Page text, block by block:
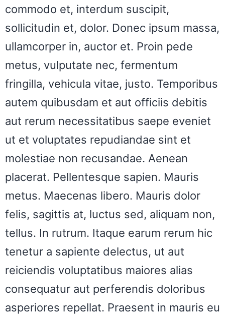
commodo et, interdum suscipit,
sollicitudin et, dolor. Donec ipsum massa,
ullamcorper in, auctor et. Proin pede
metus, vulputate nec, fermentum
fringilla, vehicula vitae, justo. Temporibus
autem quibusdam et aut officiis debitis
aut rerum necessitatibus saepe eveniet
ut et voluptates repudiandae sint et
molestiae non recusandae. Aenean
placerat. Pellentesque sapien. Mauris
metus. Maecenas libero. Mauris dolor
felis, sagittis at, luctus sed, aliquam non,
tellus. In rutrum. Itaque earum rerum hic
tenetur a sapiente delectus, ut aut
reiciendis voluptatibus maiores alias
consequatur aut perferendis doloribus
asperiores repellat. Praesent in mauris eu